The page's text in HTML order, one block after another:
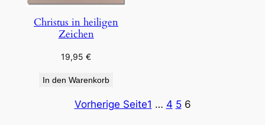
Christus in heiligen
Zeichen
19,95€
In den Warenkorb
Vorherige Seite1 … 4 5 6